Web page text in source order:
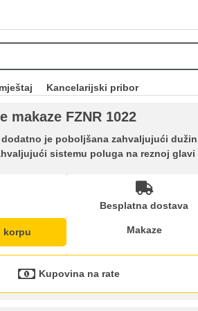
Kancelarijski pribor
makaze FZNR 1022
je poboljšana zahvaljujući
sistemu poluga na reznoj
Besplatna dostava
korpu
Makaze
Kupovina na rate